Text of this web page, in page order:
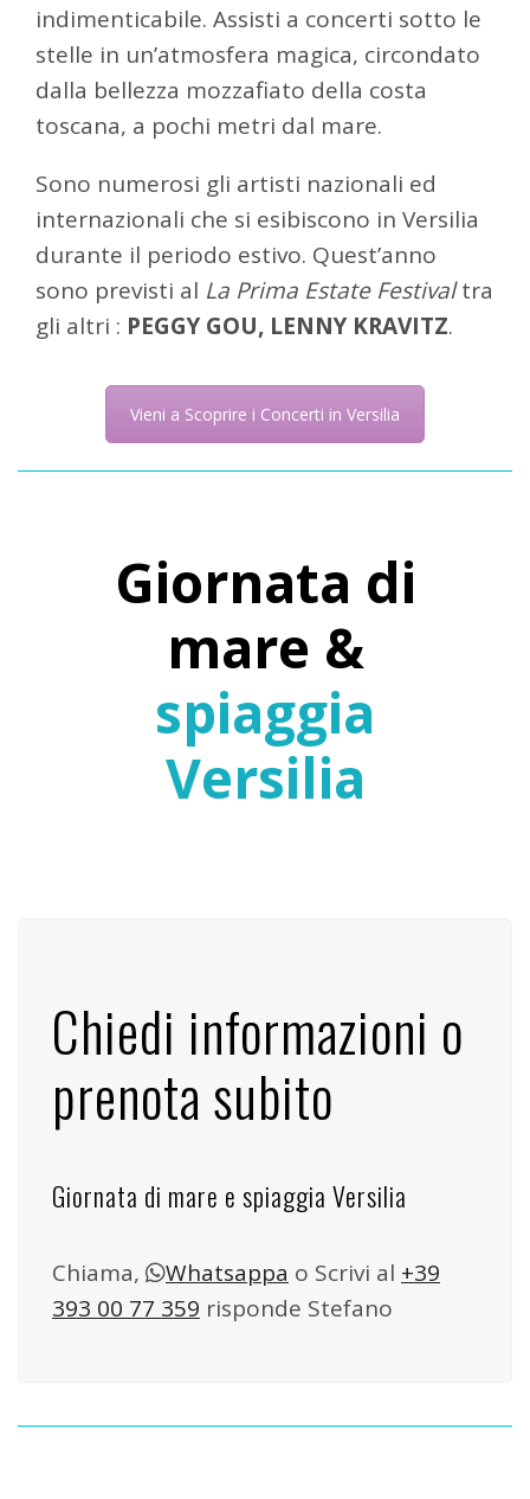
indimenticabile. Assisti a concerti sotto le
stelle in un’atmosfera magica, circondato
dalla bellezza mozzafiato della costa
toscana, a pochi metri dal mare.
Sono numerosi gli artisti nazionali ed
internazionali che si esibiscono in Versilia
durante il periodo estivo. Quest’anno
sono previsti al La Prima Estate Festivaltra
gli altri : PEGGY GOU, LENNY KRAVITZ.
Vieni a Scoprire i Concerti in Versilia
Giornata di
mare &
spiaggia
Versilia
Chiedi informazioni o
prenota subito
Giornata di mare e spiaggia Versilia
Chiama, Whatsappa o Scrivi al +39
393 00 77 359 risponde Stefano